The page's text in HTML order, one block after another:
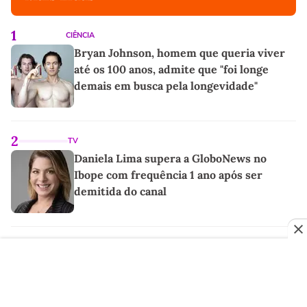
1 CIÊNCIA
Bryan Johnson, homem que queria viver
até os 100 anos, admite que "foi longe
demais em busca pela longevidade"
2 TV
Daniela Lima supera a GloboNews no
Ibope com frequência 1 ano após ser
demitida do canal